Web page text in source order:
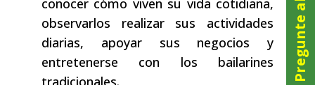
conocer cómo viven su vida cotidiana,
observarlos realizar sus actividades
diarias, apoyar sus negocios y
entretenerse con los bailarines
tradicionales.
Pregunte ahora